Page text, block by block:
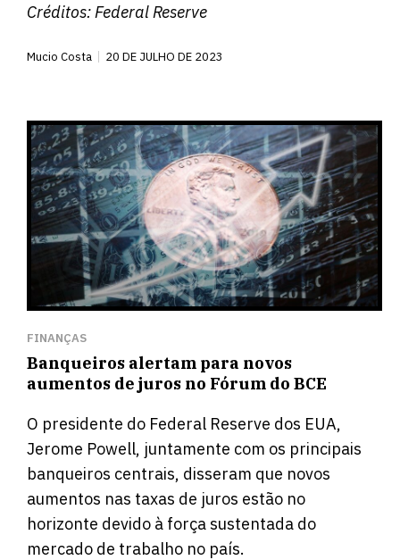
Créditos:Federal Reserve
Mucio Costa 20 DE JULHO DE 2023
FINANÇAS
Banqueiros alertam para novos
aumentos de juros no Fórum do BCE
O presidente do Federal Reserve dos EUA,
Jerome Powell, juntamente com os principais
banqueiros centrais, disseram que novos
aumentos nas taxas de juros estão no
horizonte devido à força sustentada do
mercado de trabalho no país.